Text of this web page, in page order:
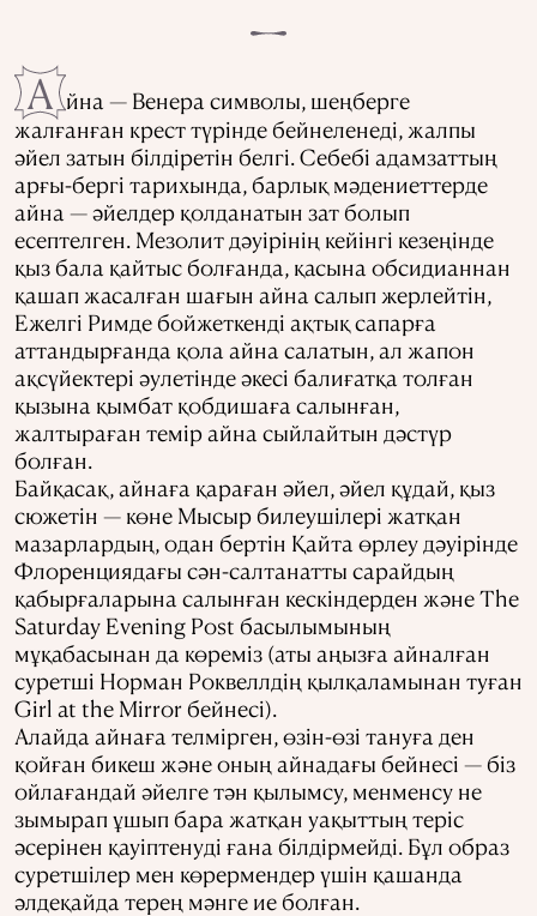
А йна — Венера символы, шеңберге
жалғанған крест түрінде бейнеленеді, жалпы
әйел затын білдіретін белгі. Себебі адамзаттың
арғы-бергі тарихында, барлық мәдениеттерде
айна — әйелдер қолданатын зат болып
есептелген. Мезолит дәуірінің кейінгі кезеңінде
қыз бала қайтыс болғанда, қасына обсидианнан
қашап жасалған шағын айна салып жерлейтін,
Ежелгі Римде бойжеткенді ақтық сапарға
аттандырғанда қола айна салатын, ал жапон
ақсүйектері әулетінде әкесі балиғатқа толған
қызына қымбат қобдишаға салынған,
жалтыраған темір айна сыйлайтын дәстүр
болған.
Байқасақ, айнаға қараған әйел, әйел құдай, қыз
сюжетін — көне Мысыр билеушілері жатқан
мазарлардың, одан бертін Қайта өрлеу дәуірінде
Флоренциядағы сән-салтанатты сарайдың
қабырғаларына салынған кескіндерден және The
Saturday Evening Post басылымының
мұқабасынан да көреміз (аты аңызға айналған
суретші Норман Роквеллдің қылқаламынан туған
Girl at the Mirror бейнесі).
Алайда айнаға телмірген, өзін-өзі тануға ден
қойған бикеш және оның айнадағы бейнесі — біз
ойлағандай әйелге тән қылымсу, менменсу не
зымырап ұшып бара жатқан уақыттың теріс
әсерінен қауіптенуді ғана білдірмейді. Бұл образ
суретшілер мен көрермендер үшін қашанда
әлдеқайда терең мәнге ие болған.